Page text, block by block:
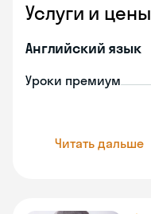
Услуги и цены
Английский язык
Уроки премиум
Читать дальше